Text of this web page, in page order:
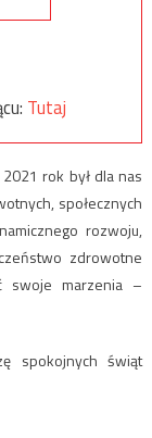
Tutaj
rok był dla nas
społecznych
rozwoju,
zdrowotne
swoje marzenia –
spokojnych świąt